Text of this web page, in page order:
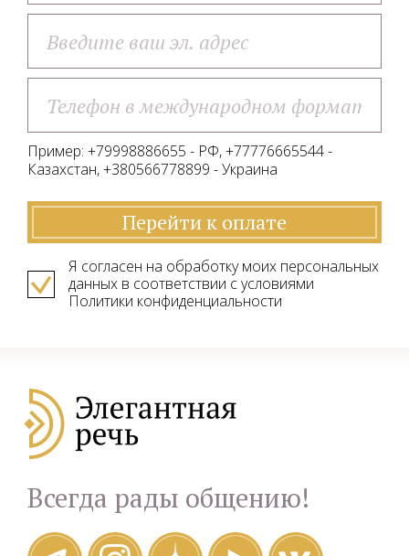
Пример: +79998886655 - РФ, +77776665544 -
Казахстан, +380566778899 - Украина
Перейти к оплате
Я согласен на обработку моих персональных
данных в соответствии с условиями
Политики конфиденциальности
Всегда рады общению!